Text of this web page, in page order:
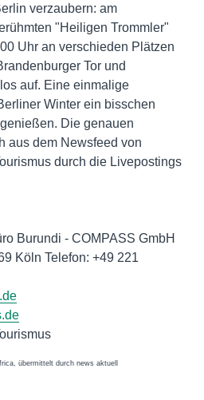
verzaubern: am
"Heiligen Trommler"
Uhr an verschieden Plätzen
Tor und
auf. Eine einmalige
Winter ein bisschen
Die genauen
aus dem Newsfeed von
durch die Livepostings
Burundi - COMPASS GmbH
Köln Telefon: +49 221
übermittelt durch news aktuell